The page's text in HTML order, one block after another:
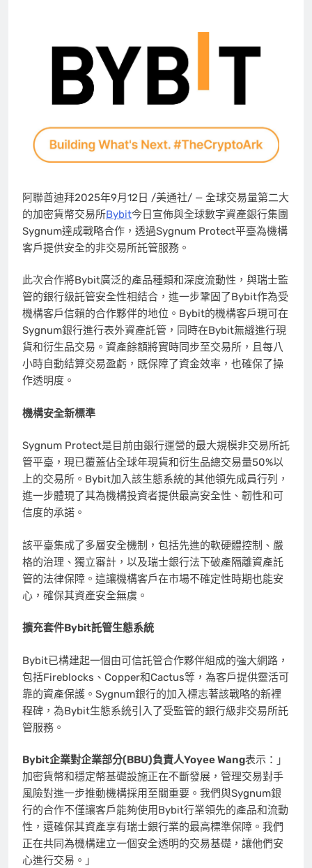
阿聯酋迪拜2025年9月12日 /美通社/ — 全球交易量第二大
的加密貨幣交易所Bybit今日宣佈與全球數字資產銀行集團
Sygnum達成戰略合作，透過Sygnum Protect平臺為機構
客戶提供安全的非交易所託管服務。
此次合作將Bybit廣泛的產品種類和深度流動性，與瑞士監
管的銀行級託管安全性相結合，進一步鞏固了Bybit作為受
機構客戶信賴的合作夥伴的地位。Bybit的機構客戶現可在
Sygnum銀行進行表外資產託管，同時在Bybit無縫進行現
貨和衍生品交易。資產餘額將實時同步至交易所，且每八
小時自動結算交易盈虧，既保障了資金效率，也確保了操
作透明度。
機構安全新標準
Sygnum Protect是目前由銀行運營的最大規模非交易所託
管平臺，現已覆蓋佔全球年現貨和衍生品總交易量50%以
上的交易所。Bybit加入該生態系統的其他領先成員行列，
進一步體現了其為機構投資者提供最高安全性、韌性和可
信度的承諾。
該平臺集成了多層安全機制，包括先進的軟硬體控制、嚴
格的治理、獨立審計，以及瑞士銀行法下破產隔離資產託
管的法律保障。這讓機構客戶在市場不確定性時期也能安
心，確保其資產安全無虞。
擴充套件Bybit託管生態系統
Bybit已構建起一個由可信託管合作夥伴組成的強大網路，
包括Fireblocks、Copper和Cactus等，為客戶提供靈活可
靠的資產保護。Sygnum銀行的加入標志著該戰略的新裡
程碑，為Bybit生態系統引入了受監管的銀行級非交易所託
管服務。
Bybit企業對企業部分(BBU)負責人Yoyee Wang表示：」
加密貨幣和穩定幣基礎設施正在不斷發展，管理交易對手
風險對進一步推動機構採用至關重要。我們與Sygnum銀
行的合作不僅讓客戶能夠使用Bybit行業領先的產品和流動
性，還確保其資產享有瑞士銀行業的最高標準保障。我們
正在共同為機構建立一個安全透明的交易基礎，讓他們安
心進行交易。」